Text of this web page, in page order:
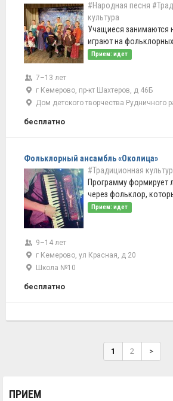
#Народная песня
культура
Учащиеся занимаются
играют на фольклорных
Прием: идет
7–13 лет
г Кемерово, пр-кт Шахтеров, д 46Б
Дом детского творчества Рудничного
бесплатно
Фольклорный ансамбль «Околица»
#Традиционная
Программу формирует
через фольклор,
Прием: идет
9–14 лет
г Кемерово, ул Красная, д 20
Школа №10
бесплатно
1 2 >
ПРИЕМ